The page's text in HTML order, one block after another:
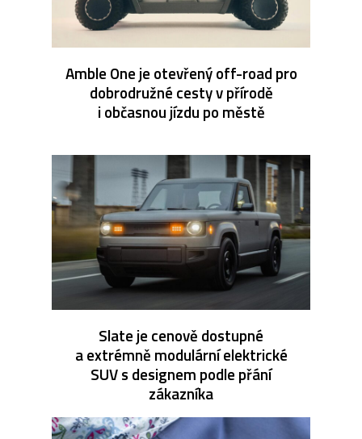
Amble One je otevřený off-road pro
dobrodružné cesty v přírodě
i občasnou jízdu po městě
Slate je cenově dostupné
a extrémně modulární elektrické
SUV s designem podle přání
zákazníka